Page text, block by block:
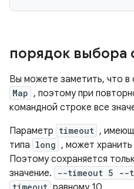
порядок выбора
Вы можете заметить, что в
Map , поэтому при
командной строке все
Параметр timeout ,
типа long , может
Поэтому сохраняется
значение.
--timeout 5 --